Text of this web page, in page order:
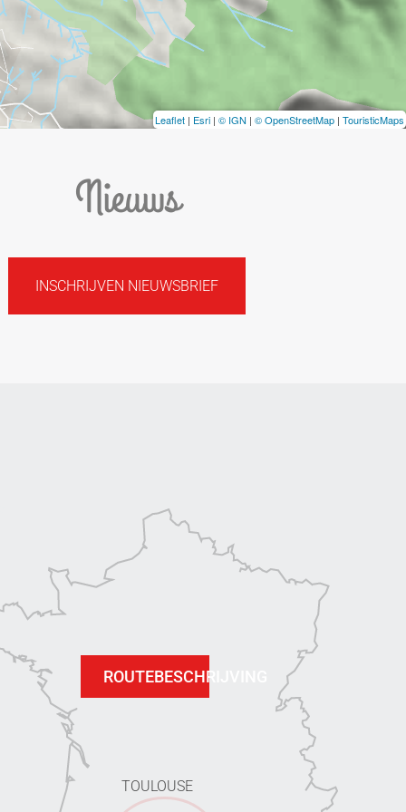
Leaflet | Esri | © IGN | © OpenStreetMap | TouristicMaps
Nieuws
INSCHRIJVEN NIEUWSBRIEF
TOULOUSE
ROUTEBESCHRIJVING